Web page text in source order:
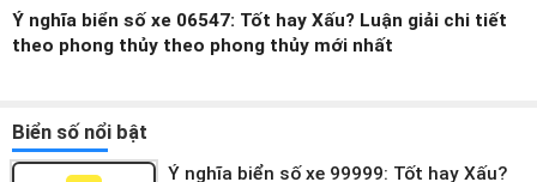
Ý nghĩa biển số xe 06547: Tốt hay Xấu? Luận giải chi tiết
theo phong thủy theo phong thủy mới nhất
Biển số nổi bật
Ý nghĩa biển số xe 99999: Tốt hay Xấu?